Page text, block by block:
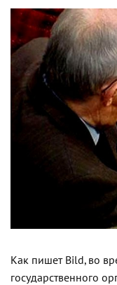
Как пишет Bild, во
государственного